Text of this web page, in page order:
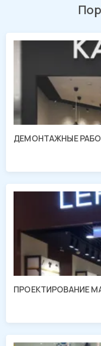
ДЕМОНТАЖНЫЕ
ПРОЕКТИРОВАНИЕ
ТРЦ «МЕГА